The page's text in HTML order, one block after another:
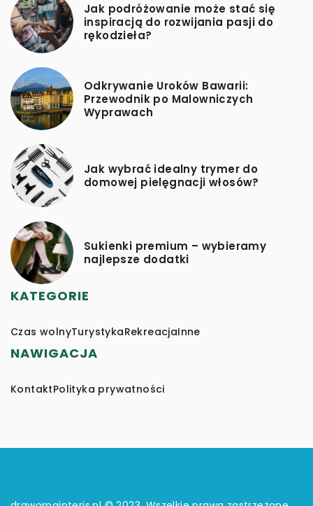
Jak podróżowanie może stać się
inspiracją do rozwijania pasji do
rękodzieła?
Odkrywanie Uroków Bawarii:
Przewodnik po Malowniczych
Wyprawach
Jak wybrać idealny trymer do
domowej pielęgnacji włosów?
Sukienki premium – wybieramy
najlepsze dodatki
KATEGORIE
Czas wolnyTurystykaRekreacjaInne
NAWIGACJA
KontaktPolityka prywatności